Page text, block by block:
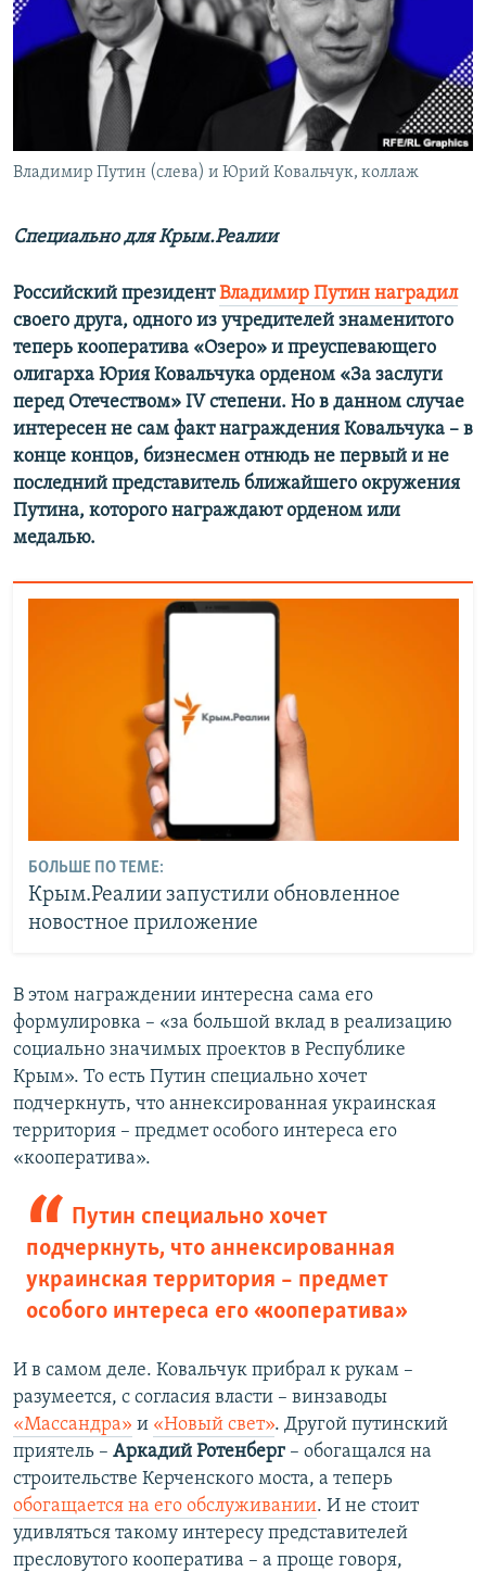
ПОБЕДИТЕЛЕЙ НЕ СУДЯТ?
КРЫМ.НЕПОКОРЕННЫЙ
УКРАИНСКАЯ ПРОБЛЕМА КРЫМА
ПРИСОЕДИНЯЙТЕСЬ!
Все сайты RFE/RL
Владимир Путин (слева) и Юрий Ковальчук, коллаж
Специально для Крым.Реалии
Российский президентВладимир Путин наградил
своего друга, одного из учредителей знаменитого
теперь кооператива «Озеро» и преуспевающего
олигарха Юрия Ковальчука орденом «За заслуги
перед Отечеством» IV степени. Но в данном случае
интересен не сам факт награждения Ковальчука – в
конце концов, бизнесмен отнюдь не первый и не
последний представитель ближайшего окружения
Путина, которого награждают орденом или
медалью.
БОЛЬШЕ ПО ТЕМЕ:
Крым.Реалии запустили обновленное
новостное приложение
В этом награждении интересна сама его
формулировка – «за большой вклад в реализацию
социально значимых проектов в Республике
Крым». То есть Путин специально хочет
подчеркнуть, что аннексированная украинская
территория – предмет особого интереса его
«кооператива».
Путин специально хочет
подчеркнуть, что аннексированная
украинская территория – предмет
особого интереса его «кооператива»
И в самом деле. Ковальчук прибрал к рукам –
разумеется, с согласия власти – винзаводы
«Массандра» и «Новый свет». Другой путинский
приятель – Аркадий Ротенберг – обогащался на
строительстве Керченского моста, а теперь
обогащается на его обслуживании. И не стоит
удивляться такому интересу представителей
пресловутого кооператива – а проще говоря,